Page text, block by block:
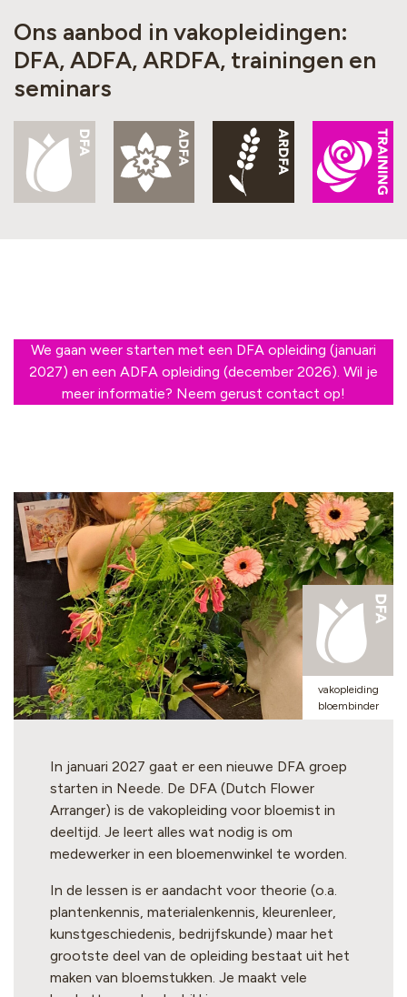
Ons aanbod in vakopleidingen:
DFA, ADFA, ARDFA, trainingen en
seminars
We gaan weer starten met een DFA opleiding (januari
2027) en een ADFA opleiding (december 2026). Wil je
meer informatie? Neem gerust contact op!
vakopleiding
bloembinder
In januari 2027 gaat er een nieuwe DFA groep
starten in Neede. De DFA (Dutch Flower
Arranger) is de vakopleiding voor bloemist in
deeltijd. Je leert alles wat nodig is om
medewerker in een bloemenwinkel te worden.
In de lessen is er aandacht voor theorie (o.a.
plantenkennis, materialenkennis, kleurenleer,
kunstgeschiedenis, bedrijfskunde) maar het
grootste deel van de opleiding bestaat uit het
maken van bloemstukken. Je maakt vele